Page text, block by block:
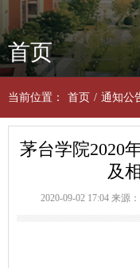
首页
当前位置： 首页 / 通知公
茅台学院2020
及
2020-09-02 17:04 来源